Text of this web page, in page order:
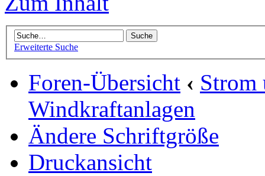
Erweiterte Suche
Foren-Übersicht ‹ Strom
Windkraftanlagen
Ändere Schriftgröße
Druckansicht